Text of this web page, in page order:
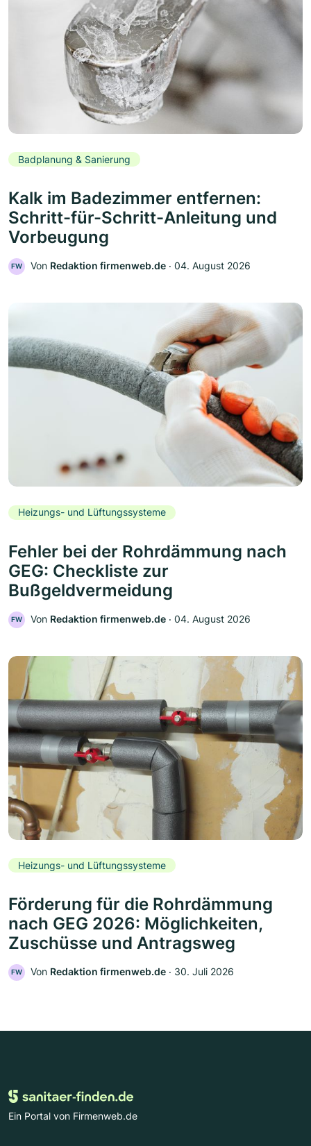
Badplanung & Sanierung
Kalk im Badezimmer entfernen:
Schritt-für-Schritt-Anleitung und
Vorbeugung
FW Von Redaktion firmenweb.de ‧ 04. August 2026
Heizungs- und Lüftungssysteme
Fehler bei der Rohrdämmung nach
GEG: Checkliste zur
Bußgeldvermeidung
FW Von Redaktion firmenweb.de ‧ 04. August 2026
Heizungs- und Lüftungssysteme
Förderung für die Rohrdämmung
nach GEG 2026: Möglichkeiten,
Zuschüsse und Antragsweg
FW Von Redaktion firmenweb.de ‧ 30. Juli 2026
Ein Portal von Firmenweb.de